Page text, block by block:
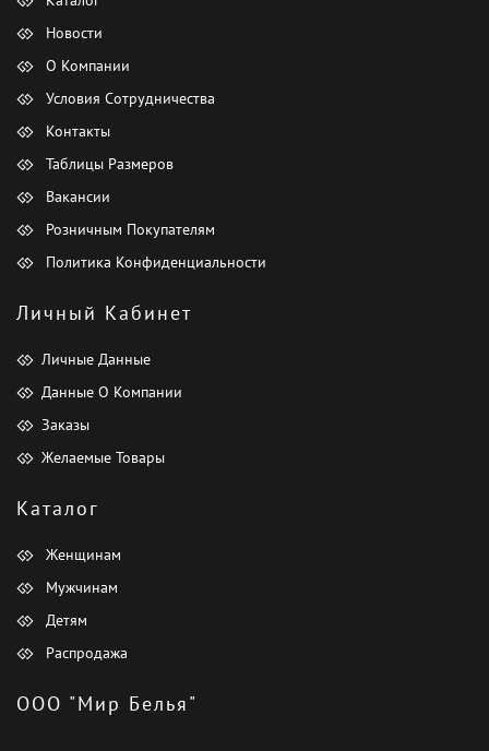
Новости
О Компании
Условия Сотрудничества
Контакты
Таблицы Размеров
Вакансии
Розничным Покупателям
Политика Конфиденциальности
Личный Кабинет
Личные Данные
Данные О Компании
Заказы
Желаемые Товары
Каталог
Женщинам
Мужчинам
Детям
Распродажа
ООО "Мир Белья"